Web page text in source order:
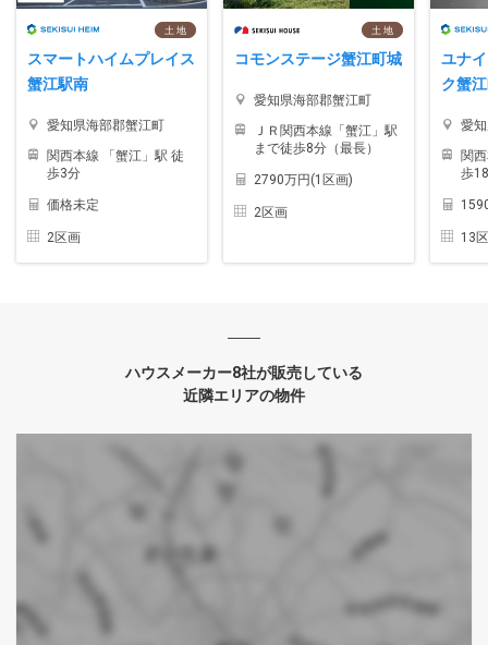
土 地
スマートハイムプレイス
蟹江駅南
愛知県海部郡蟹江町
関西本線 「蟹江」駅 徒
歩3分
価格未定
2区画
土 地
コモンステージ蟹江町城
愛知県海部郡蟹江町
ＪＲ関西本線「蟹江」駅
まで徒歩8分（最長）
2790万円(1区画)
2区画
ユナ
ク蟹
愛
関
歩
13
ハウスメーカー8社が販売している
近隣エリアの物件